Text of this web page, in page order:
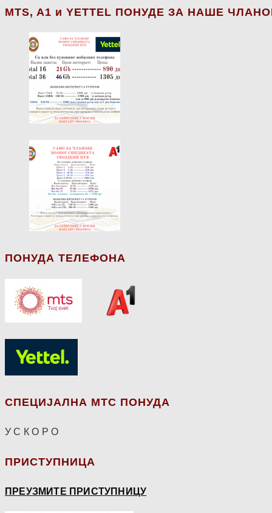
МТS, A1 и YETTEL ПОНУДЕ ЗА НАШЕ
ПОНУДА ТЕЛЕФОНА
СПЕЦИЈАЛНА МТС ПОНУДА
У С К О Р О
ПРИСТУПНИЦА
ПРЕУЗМИТЕ ПРИСТУПНИЦУ